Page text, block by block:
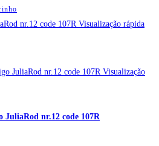
Visualização rápida
Visualização
JuliaRod nr.12 code 107R